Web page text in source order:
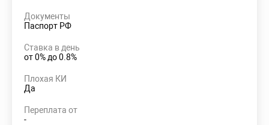
Документы
Паспорт РФ
Ставка в день
от 0% до 0.8%
Плохая КИ
Да
Переплата от
-